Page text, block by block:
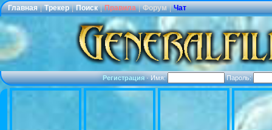
Главная | Трекер | Поиск | Правила | Форум | Чат
Регистрация·Имя: Пароль: